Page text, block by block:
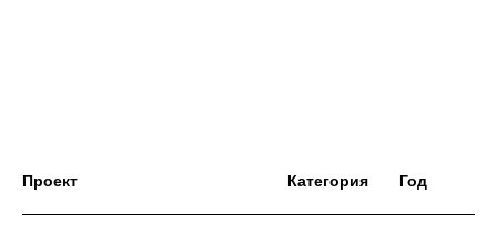
Проект Категория Год